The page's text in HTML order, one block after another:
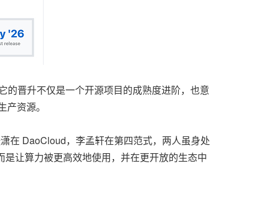
的晋升不仅是一个开源项目的成熟度进阶，也意
资源。
在 DaoCloud，李孟轩在第四范式，两人虽身处
让算力被更高效地使用，并在更开放的生态中